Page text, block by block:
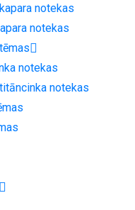
notekas
notekas
notekas
notekas